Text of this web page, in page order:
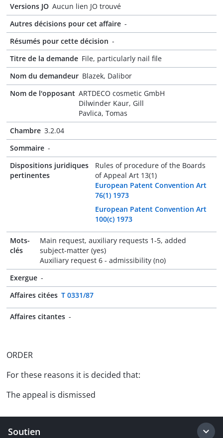
Versions JO Aucun lien JO trouvé
Autres décisions pour cet affaire -
Résumés pour cette décision -
Titre de la demande File, particularly nail file
Nom du demandeur Blazek, Dalibor
Nom de l'opposant ARTDECO cosmetic GmbH
Dilwinder Kaur, Gill
Pavlica, Tomas
Chambre 3.2.04
Sommaire -
Dispositions juridiques
pertinentes
Rules of procedure of the Boards
of Appeal Art 13(1)
European Patent Convention Art
76(1) 1973
European Patent Convention Art
100(c) 1973
Mots-
clés
Main request, auxiliary requests 1-5, added
subject-matter (yes)
Auxiliary request 6 - admissibility (no)
Exergue -
Affaires citées T 0331/87
Affaires citantes -
ORDER
For these reasons it is decided that:
The appeal is dismissed
Soutien